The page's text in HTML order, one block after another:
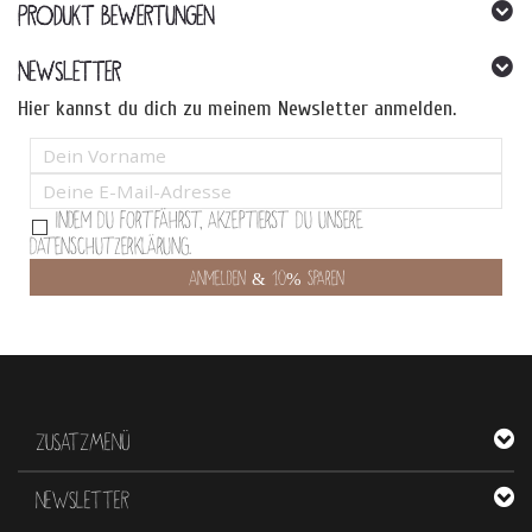
PRODUKT BEWERTUNGEN
NEWSLETTER
Hier kannst du dich zu meinem Newsletter anmelden.
Indem Du fortfährst, akzeptierst Du unsere
Datenschutzerklärung.
ZUSATZMENÜ
NEWSLETTER